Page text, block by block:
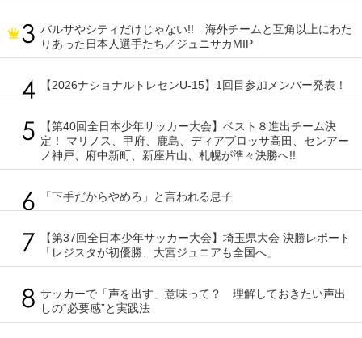
バルサやシティだけじゃない!! 海外チームと互角以上にわた
りあった日本人選手たち／ジュニサカMIP
【2026ナショナルトレセンU-15】1回目参加メンバー発表！
【第40回全日本少年サッカー大会】ベスト８進出チーム決
定！ マリノス、甲府、鹿島、ディアブロッサ高田、センアー
ノ神戸、府中新町、新座片山、札幌が準々決勝へ!!
「下手だからやめろ」と言われる息子
【第37回全日本少年サッカー大会】埼玉県大会 決勝レポート
「レジスタが初優勝、大宮ジュニアも全国へ」
サッカーで「声を出す」意味って？ 理解しておきたい声出
しの“必要感”と実践法